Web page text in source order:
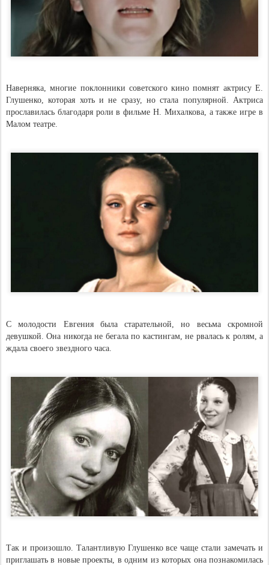
Наверняка, многие поклонники советского кино помнят актрису Е.
Глушенко, которая хоть и не сразу, но стала популярной. Актриса
прославилась благодаря роли в фильме Н. Михалкова, а также игре в
Малом театре.
С молодости Евгения была старательной, но весьма скромной
девушкой. Она никогда не бегала по кастингам, не рвалась к ролям, а
ждала своего звездного часа.
Так и произошло. Талантливую Глушенко все чаще стали замечать и
приглашать в новые проекты, в одним из которых она познакомилась